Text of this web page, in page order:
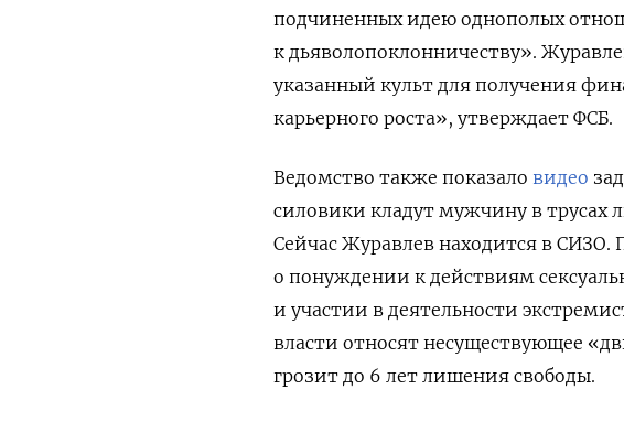
подчиненных идею однополых
к дьяволопоклонничеству».
указанный культ для получения
карьерного роста», утверждает ФСБ.
Ведомство также показало видео
силовики кладут мужчину в трусах
Сейчас Журавлев находится в СИЗО.
о понуждении к действиям
и участии в деятельности
власти относят несуществующее
грозит до 6 лет лишения свободы.